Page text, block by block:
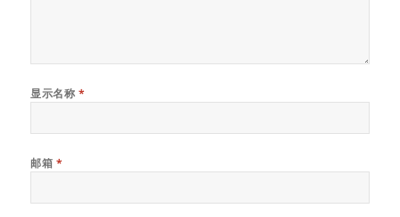
显示名称 *
邮箱 *